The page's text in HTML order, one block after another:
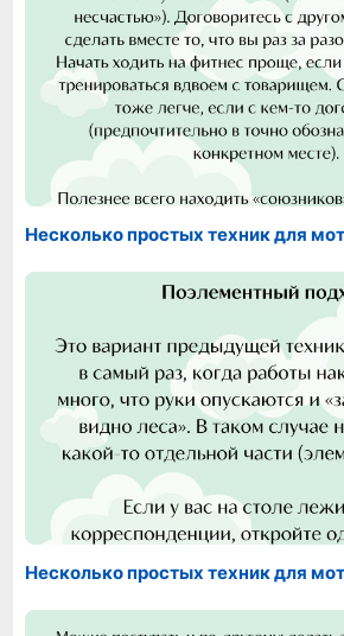
Несколько простых техник для
Несколько простых техник для